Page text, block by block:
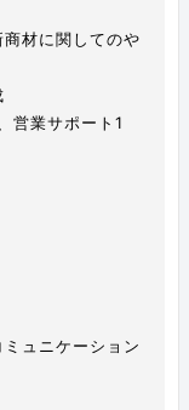
材に関してのや
営業サポート1
ュニケーション